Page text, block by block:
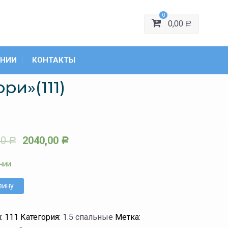
0
0,00 Р
КОНТАКТЫ
Р 2040,00 Р
111 Категория: 1.5 спальные Метка: